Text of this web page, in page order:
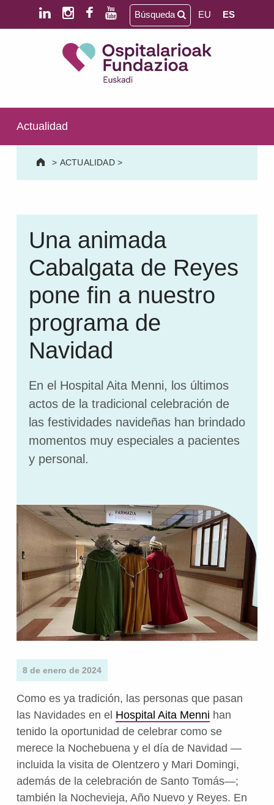
Saltar al contenido principal
Saltar al pie de página
SALUD MENTAL | DISCAPACIDAD INTELECTUAL | NEURORREHABILITACIÓN Y DAÑO CEREBRAL | PERSONA MAYOR
Búsqueda EU ES
Actualidad
> ACTUALIDAD>
Una animada
Cabalgata de Reyes
pone fin a nuestro
programa de
Navidad
En el Hospital Aita Menni, los últimos
actos de la tradicional celebración de
las festividades navideñas han brindado
momentos muy especiales a pacientes
y personal.
8 de enero de 2024
Como es ya tradición, las personas que pasan
las Navidades en el Hospital Aita Menni han
tenido la oportunidad de celebrar como se
merece la Nochebuena y el día de Navidad —
incluida la visita de Olentzero y Mari Domingi,
además de la celebración de Santo Tomás—;
también la Nochevieja, Año Nuevo y Reyes. En